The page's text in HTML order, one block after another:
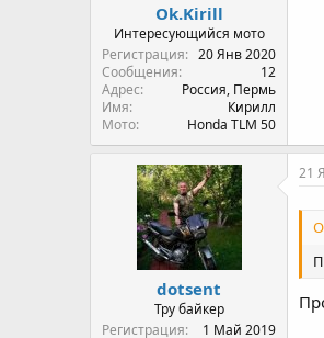
Ok.Kirill
Интересующийся мото
Регистрация
20 Янв 2020
Сообщения
12
Адрес
Россия, Пермь
Имя
Кирилл
Мото
Honda TLM 50
dotsent
Тру байкер
Регистрация
1 Май 2019
21